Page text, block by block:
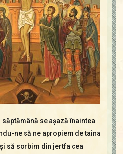
se aşază înaintea
ne să ne apropiem de taina
să sorbim din jertfa cea